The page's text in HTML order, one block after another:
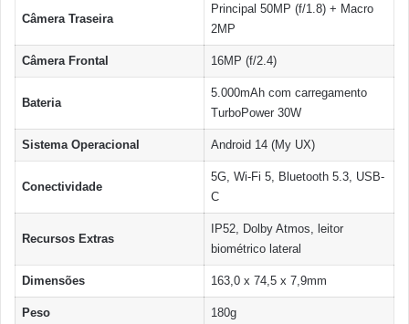
Câmera Traseira
Principal 50MP (f/1.8) + Macro
2MP
Câmera Frontal 16MP (f/2.4)
Bateria
5.000mAh com carregamento
TurboPower 30W
Sistema Operacional Android 14 (My UX)
Conectividade
5G, Wi-Fi 5, Bluetooth 5.3, USB-
C
Recursos Extras
IP52, Dolby Atmos, leitor
biométrico lateral
Dimensões 163,0 x 74,5 x 7,9mm
Peso 180g